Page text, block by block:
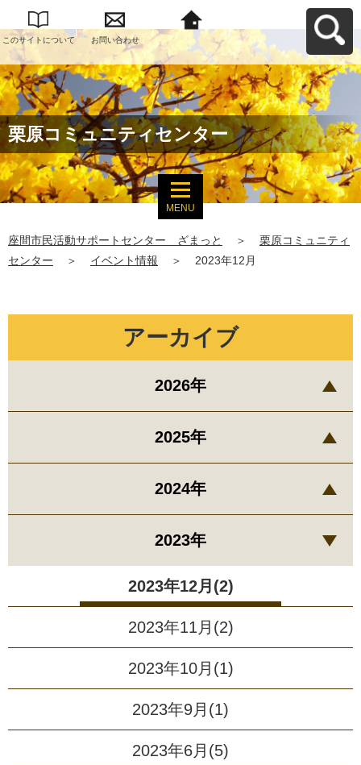
このサイトについて お問い合わせ
座間市民活動サポー
トセンター ざまっ
とへ戻る
栗原コミュニティセンター
MENU
座間市民活動サポートセンター ざまっと ＞
栗原コミュニティ
センター
＞ イベント情報 ＞ 2023年12月
アーカイブ
2026年
2025年
2024年
2023年
2023年12月(2)
2023年11月(2)
2023年10月(1)
2023年9月(1)
2023年6月(5)